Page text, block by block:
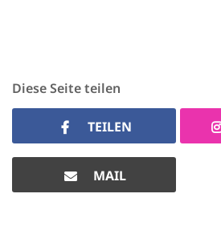
Diese Seite teilen
TEILEN
MAIL